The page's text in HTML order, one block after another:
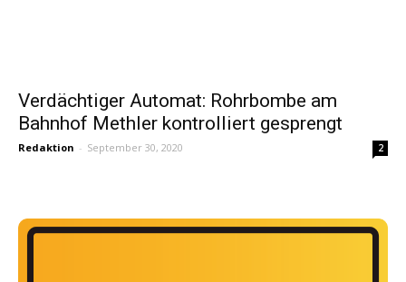
Verdächtiger Automat: Rohrbombe am
Bahnhof Methler kontrolliert gesprengt
Redaktion - September 30, 2020 2